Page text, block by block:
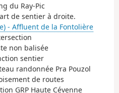
du Ray-Pic
de sentier à droite.
- Affluent de la Fontolière
non balisée
sentier
randonnée Pra Pouzol
de routes
GRP Haute Cévenne